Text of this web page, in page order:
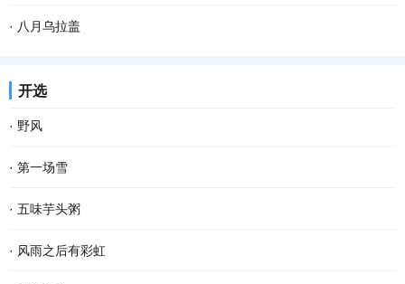
· 八月乌拉盖
开选
· 野风
· 第一场雪
· 五味芋头粥
· 风雨之后有彩虹